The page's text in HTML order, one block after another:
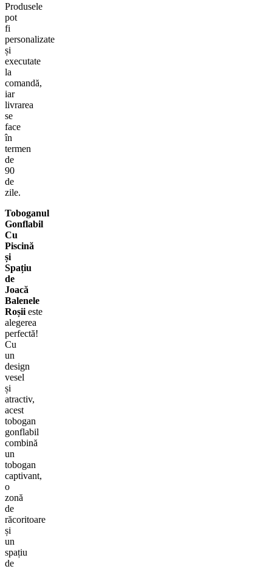
Produsele
pot
fi
personalizate
și
executate
la
comandă,
iar
livrarea
se
face
în
termen
de
90
de
zile.
Toboganul
Gonflabil
Cu
Piscină
și
Spațiu
de
Joacă
Balenele
Roșii este
alegerea
perfectă!
Cu
un
design
vesel
și
atractiv,
acest
tobogan
gonflabil
combină
un
tobogan
captivant,
o
zonă
de
răcoritoare
și
un
spațiu
de